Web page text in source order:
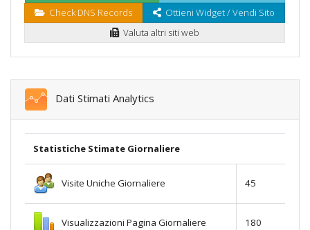
Check DNS Records
Ottieni Widget / Vendi Sito
Valuta altri siti web
Dati Stimati Analytics
Statistiche Stimate Giornaliere
Visite Uniche Giornaliere 45
Visualizzazioni Pagina Giornaliere 180